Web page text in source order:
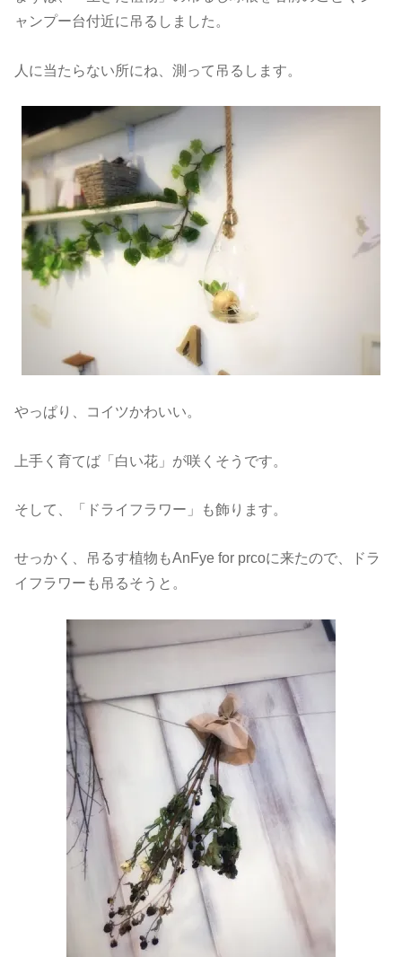
ャンプー台付近に吊るしました。
人に当たらない所にね、測って吊るします。
やっぱり、コイツかわいい。
上手く育てば「白い花」が咲くそうです。
そして、「ドライフラワー」も飾ります。
せっかく、吊るす植物もAnFye for prcoに来たので、ドラ
イフラワーも吊るそうと。